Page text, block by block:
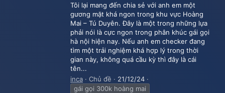
Tôi lại mang đến chia sẻ với anh em một
gương mặt khá ngon trong khu vực Hoàng
Mai – Tú Duyên. Đây là một trong những lựa
phải nói là cực ngon trong phân khúc gái gọi
hà nội hiện nay. Nếu anh em checker đang
tìm một trải nghiệm khá hợp lý trong thời
gian này, không quá cầu kỳ thì đây là cái
tên...
inca
Chủ đề
21/12/24
gái gọi 300k hoàng mai